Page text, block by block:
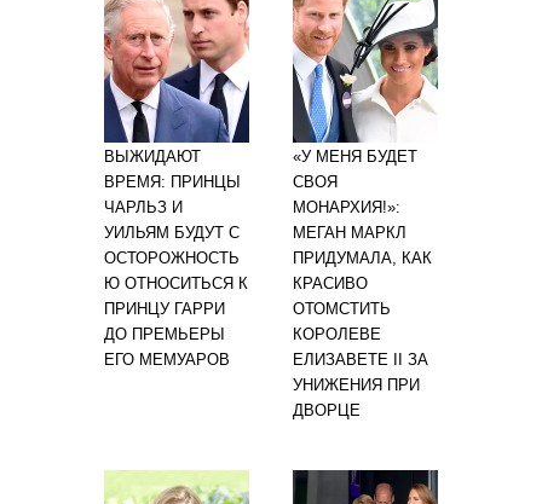
ВЫЖИДАЮТ
ВРЕМЯ: ПРИНЦЫ
ЧАРЛЬЗ И
УИЛЬЯМ БУДУТ С
ОСТОРОЖНОСТЬ
Ю ОТНОСИТЬСЯ К
ПРИНЦУ ГАРРИ
ДО ПРЕМЬЕРЫ
ЕГО МЕМУАРОВ
«У МЕНЯ БУДЕТ
СВОЯ
МОНАРХИЯ!»:
МЕГАН МАРКЛ
ПРИДУМАЛА, КАК
КРАСИВО
ОТОМСТИТЬ
КОРОЛЕВЕ
ЕЛИЗАВЕТЕ II ЗА
УНИЖЕНИЯ ПРИ
ДВОРЦЕ